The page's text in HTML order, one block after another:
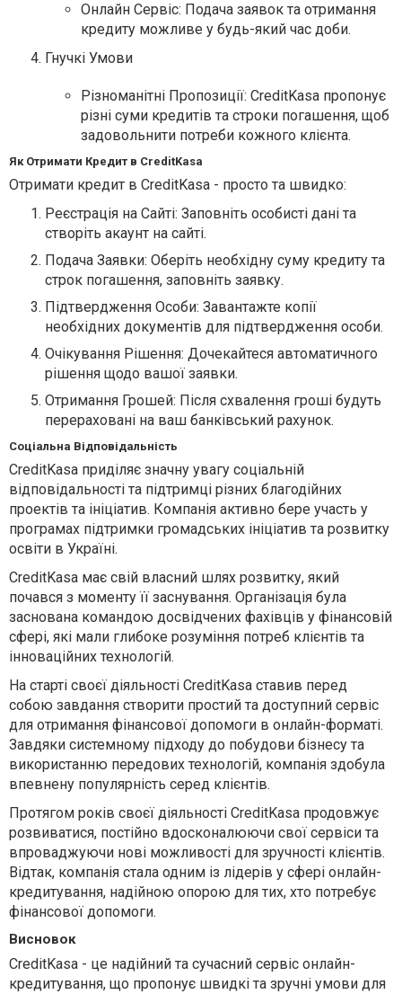
Онлайн Сервіс: Подача заявок та отримання
кредиту можливе у будь-який час доби.
Гнучкі Умови
Різноманітні Пропозиції: CreditKasa пропонує
різні суми кредитів та строки погашення, щоб
задовольнити потреби кожного клієнта.
Як Отримати Кредит в CreditKasa
Отримати кредит в CreditKasa - просто та швидко:
Реєстрація на Сайті: Заповніть особисті дані та
створіть акаунт на сайті.
Подача Заявки: Оберіть необхідну суму кредиту та
строк погашення, заповніть заявку.
Підтвердження Особи: Завантажте копії
необхідних документів для підтвердження особи.
Очікування Рішення: Дочекайтеся автоматичного
рішення щодо вашої заявки.
Отримання Грошей: Після схвалення гроші будуть
перераховані на ваш банківський рахунок.
Соціальна Відповідальність
CreditKasa приділяє значну увагу соціальній
відповідальності та підтримці різних благодійних
проектів та ініціатив. Компанія активно бере участь у
програмах підтримки громадських ініціатив та розвитку
освіти в Україні.
CreditKasa має свій власний шлях розвитку, який
почався з моменту її заснування. Організація була
заснована командою досвідчених фахівців у фінансовій
сфері, які мали глибоке розуміння потреб клієнтів та
інноваційних технологій.
На старті своєї діяльності CreditKasa ставив перед
собою завдання створити простий та доступний сервіс
для отримання фінансової допомоги в онлайн-форматі.
Завдяки системному підходу до побудови бізнесу та
використанню передових технологій, компанія здобула
впевнену популярність серед клієнтів.
Протягом років своєї діяльності CreditKasa продовжує
розвиватися, постійно вдосконалюючи свої сервіси та
впроваджуючи нові можливості для зручності клієнтів.
Відтак, компанія стала одним із лідерів у сфері онлайн-
кредитування, надійною опорою для тих, хто потребує
фінансової допомоги.
Висновок
CreditKasa - це надійний та сучасний сервіс онлайн-
кредитування, що пропонує швидкі та зручні умови для